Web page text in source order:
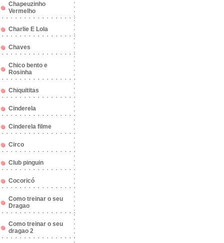
Chapeuzinho
Vermelho
Charlie E Lola
Chaves
Chico bento e
Rosinha
Chiquititas
Cinderela
Cinderela filme
Circo
Club pinguin
Cocoricó
Como treinar o seu
Dragao
Como treinar o seu
dragao 2